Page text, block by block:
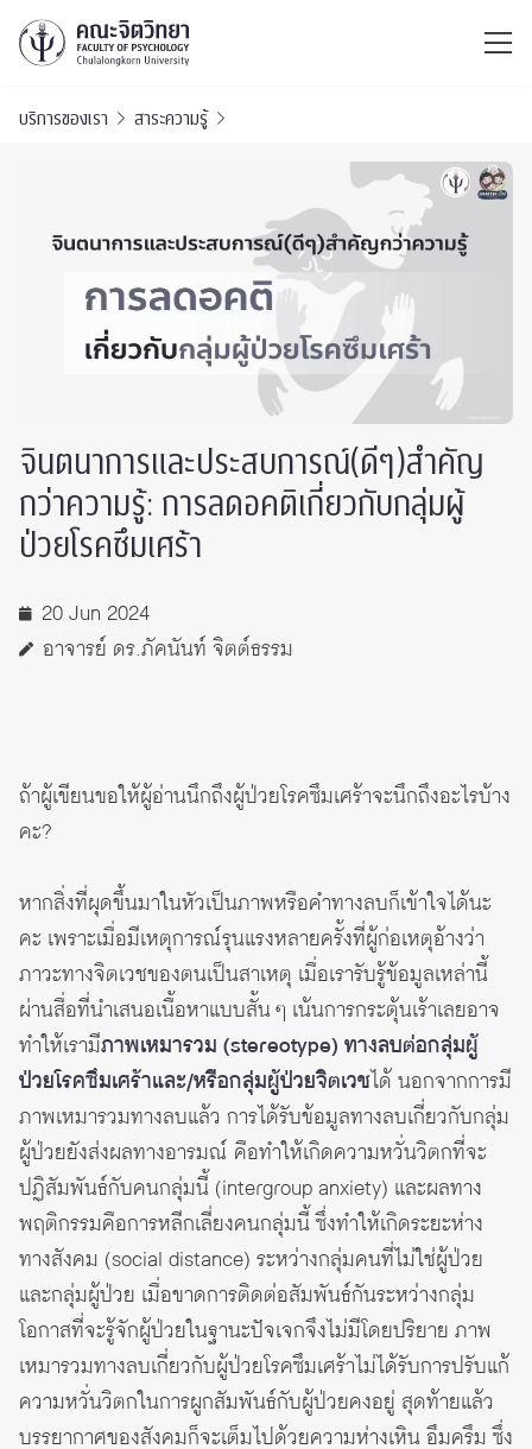
บริการของเรา สาระความรู้
จินตนาการและประสบการณ์(ดีๆ)สำคัญ
กว่าความรู้: การลดอคติเกี่ยวกับกลุ่มผู้
ป่วยโรคซึมเศร้า
20 Jun 2024
อาจารย์ ดร.ภัคนันท์ จิตต์ธรรม
ถ้าผู้เขียนขอให้ผู้อ่านนึกถึงผู้ป่วยโรคซึมเศร้าจะนึกถึงอะไรบ้าง
คะ?
หากสิ่งที่ผุดขึ้นมาในหัวเป็นภาพหรือคำทางลบก็เข้าใจได้นะ
คะ เพราะเมื่อมีเหตุการณ์รุนแรงหลายครั้งที่ผู้ก่อเหตุอ้างว่า
ภาวะทางจิตเวชของตนเป็นสาเหตุ เมื่อเรารับรู้ข้อมูลเหล่านี้
ผ่านสื่อที่นำเสนอเนื้อหาแบบสั้น ๆ เน้นการกระตุ้นเร้าเลยอาจ
ทำให้เรามีภาพเหมารวม (stereotype) ทางลบต่อกลุ่มผู้
ป่วยโรคซึมเศร้าและ/หรือกลุ่มผู้ป่วยจิตเวชได้ นอกจากการมี
ภาพเหมารวมทางลบแล้ว การได้รับข้อมูลทางลบเกี่ยวกับกลุ่ม
ผู้ป่วยยังส่งผลทางอารมณ์ คือทำให้เกิดความหวั่นวิตกที่จะ
ปฏิสัมพันธ์กับคนกลุ่มนี้ (intergroup anxiety) และผลทาง
พฤติกรรมคือการหลีกเลี่ยงคนกลุ่มนี้ ซึ่งทำให้เกิดระยะห่าง
ทางสังคม (social distance) ระหว่างกลุ่มคนที่ไม่ใช่ผู้ป่วย
และกลุ่มผู้ป่วย เมื่อขาดการติดต่อสัมพันธ์กันระหว่างกลุ่ม
โอกาสที่จะรู้จักผู้ป่วยในฐานะปัจเจกจึงไม่มีโดยปริยาย ภาพ
เหมารวมทางลบเกี่ยวกับผู้ป่วยโรคซึมเศร้าไม่ได้รับการปรับแก้
ความหวั่นวิตกในการผูกสัมพันธ์กับผู้ป่วยคงอยู่ สุดท้ายแล้ว
บรรยากาศของสังคมก็จะเต็มไปด้วยความห่างเหิน อึมครึม ซึ่ง